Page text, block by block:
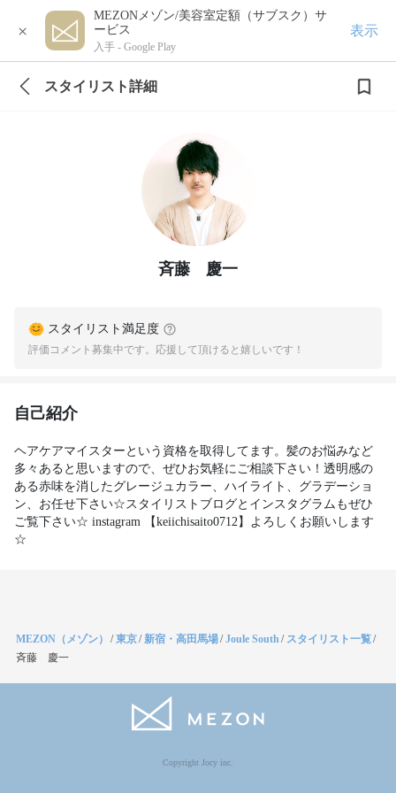
×
MEZONメゾン/美容室定額（サブスク）サ
ービス
入手 - Google Play
表示
スタイリスト詳細
斉藤 慶一
スタイリスト満足度
評価コメント募集中です。応援して頂けると嬉しいです！
自己紹介
ヘアケアマイスターという資格を取得してます。髪のお悩みなど
多々あると思いますので、ぜひお気軽にご相談下さい！透明感の
ある赤味を消したグレージュカラー、ハイライト、グラデーショ
ン、お任せ下さい☆スタイリストブログとインスタグラムもぜひ
ご覧下さい☆ instagram 【keiichisaito0712】よろしくお願いします
☆
MEZON（メゾン） /東京/新宿・高田馬場/Joule South/ スタイリスト一覧/
斉藤 慶一
Copyright Jocy inc.